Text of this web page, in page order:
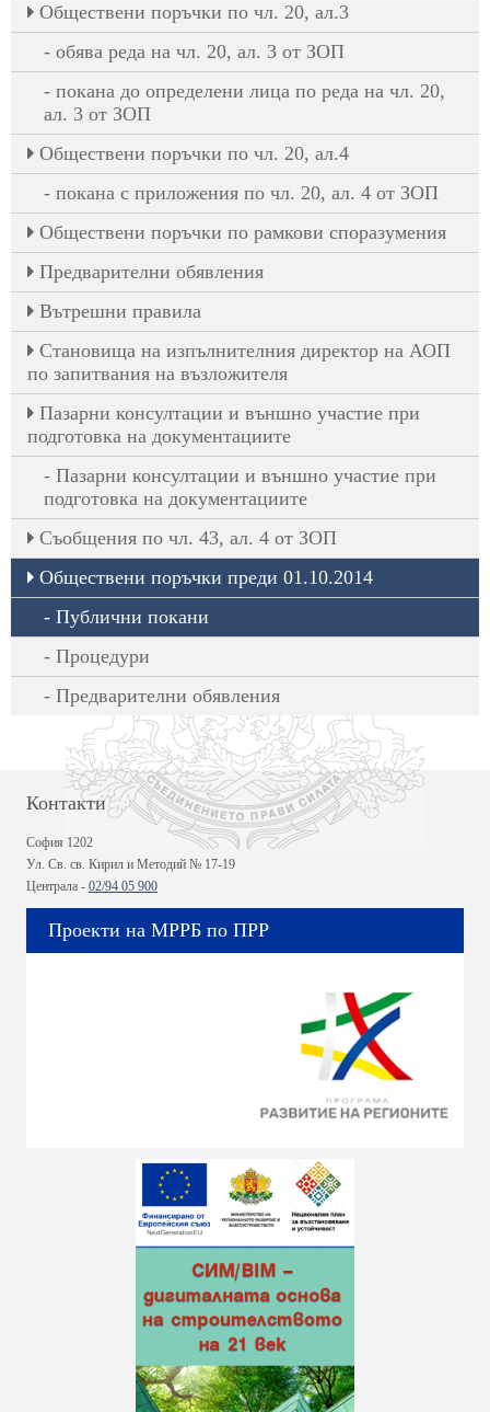
Oбществени поръчки по чл. 20, ал.3
обява реда на чл. 20, ал. 3 от ЗОП
покана до определени лица по реда на чл. 20,
ал. 3 от ЗОП
Oбществени поръчки по чл. 20, ал.4
покана с приложения по чл. 20, ал. 4 от ЗОП
Обществени поръчки по рамкови споразумения
Предварителни обявления
Вътрешни правила
Становища на изпълнителния директор на АОП
по запитвания на възложителя
Пазарни консултации и външно участие при
подготовка на документациите
Пазарни консултации и външно участие при
подготовка на документациите
Съобщения по чл. 43, ал. 4 от ЗОП
Обществени поръчки преди 01.10.2014
Публични покани
Процедури
Предварителни обявления
Контакти
София 1202
Ул. Св. св. Кирил и Методий № 17-19
Централа - 02/94 05 900
Проекти на МРРБ по ПРР